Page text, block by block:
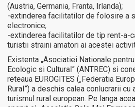
(Austria, Germania, Franta, Irlanda);
-extinderea facilitatilor de folosire a
electronice;
-extinderea facilitatilor de tip rent-a-
turistii straini amatori ai acestei
Existenta „Asociatiei Nationale
Ecologic si Cultural” (ANTREC) si
reteaua EUROGITES („Federatia
Rural”) a deschis calea conlucrarii cu
turismul rural european. Pe langa